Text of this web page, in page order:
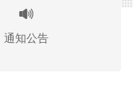
通知公告